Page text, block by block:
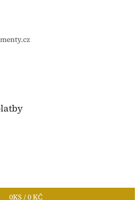
0KS /0 KČ